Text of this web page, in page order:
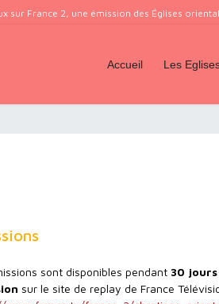
sur France 2, une émission des Églises
Accueil Les
sont disponibles pendant 30
sur le site de replay de France